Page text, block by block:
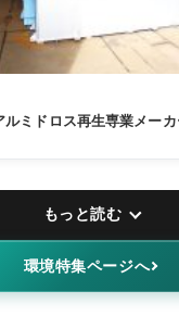
ルミドロス再生専業メー
もっと読む
環境特集ページへ